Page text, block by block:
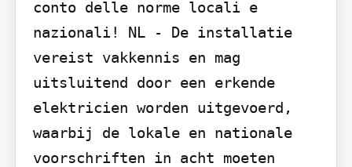
conto delle norme locali e
nazionali! NL - De installatie
vereist vakkennis en mag
uitsluitend door een erkende
elektricien worden uitgevoerd,
waarbij de lokale en nationale
voorschriften in acht moeten